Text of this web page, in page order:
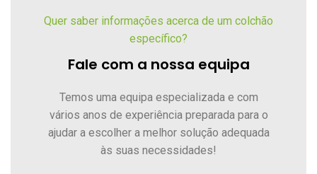
Quer saber informações acerca de um colchão
específico?
Fale com a nossa equipa
Temos uma equipa especializada e com
vários anos de experiência preparada para o
ajudar a escolher a melhor solução adequada
às suas necessidades!